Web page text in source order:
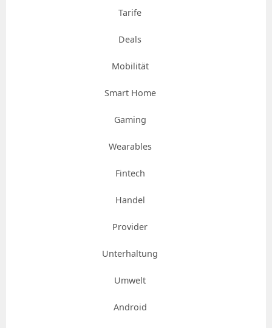
Tarife
Deals
Mobilität
Smart Home
Gaming
Wearables
Fintech
Handel
Provider
Unterhaltung
Umwelt
Android